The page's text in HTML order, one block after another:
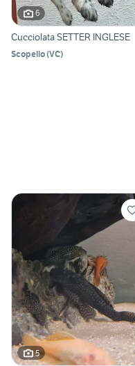
6
Cucciolata SETTER INGLESE
Scopello(VC)
5